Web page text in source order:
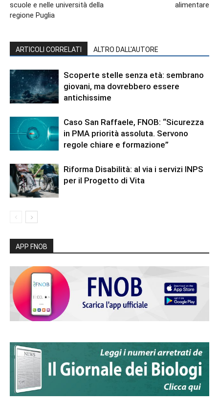
scuole e nelle università della
regione Puglia
alimentare
ARTICOLI CORRELATI ALTRO DALL'AUTORE
Scoperte stelle senza età: sembrano
giovani, ma dovrebbero essere
antichissime
Caso San Raffaele, FNOB: “Sicurezza
in PMA priorità assoluta. Servono
regole chiare e formazione”
Riforma Disabilità: al via i servizi INPS
per il Progetto di Vita
APP FNOB